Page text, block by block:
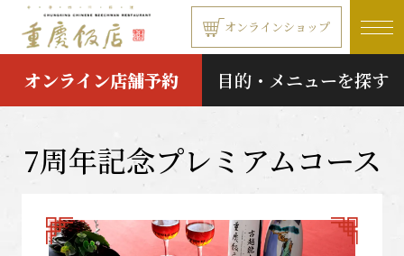
本文へ移動する オンラインショップ
オンライン店舗予約 目的・メニューを探す
7周年記念プレミアムコース